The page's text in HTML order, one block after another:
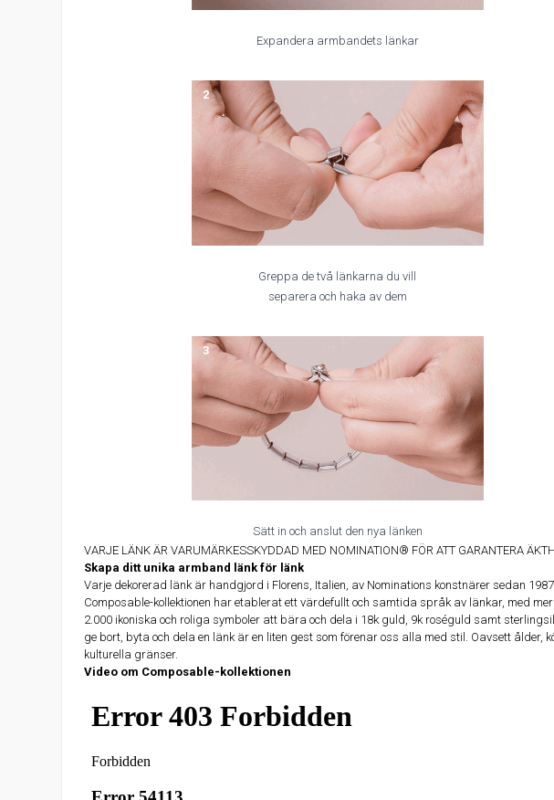
Expandera armbandets länkar
2
Greppa de två länkarna du vill
separera och haka av dem
3
Sätt in och anslut den nya länken
VARJE LÄNK ÄR VARUMÄRKESSKYDDAD MED NOMINATION® FÖR ATT GARANTERA
Skapa ditt unika armband länk för länk
Varje dekorerad länk är handgjord i Florens, Italien, av Nominations konstnärer sedan
Composable-kollektionen har etablerat ett värdefullt och samtida språk av länkar, med
2.000 ikoniska och roliga symboler att bära och dela i 18k guld, 9k roséguld samt
ge bort, byta och dela en länk är en liten gest som förenar oss alla med stil. Oavsett ålder,
kulturella gränser.
Video om Composable-kollektionen